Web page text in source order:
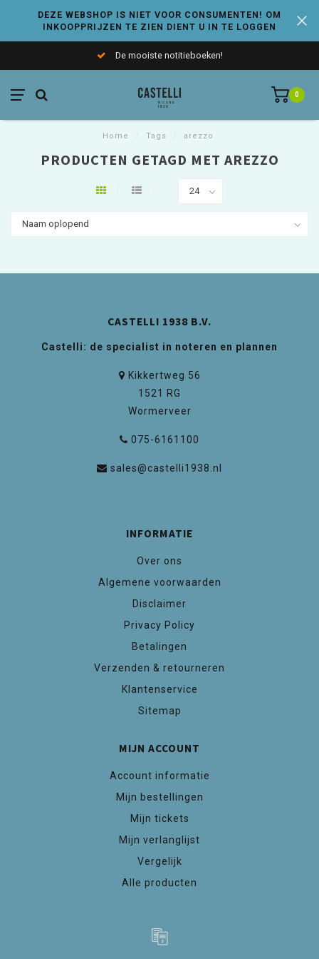
DEZE WEBSHOP IS NIET VOOR CONSUMENTEN! OM
INKOOPPRIJZEN TE ZIEN DIENT U IN TE LOGGEN
De mooiste notitieboeken!
0
Home Tags arezzo
PRODUCTEN GETAGD MET AREZZO
CASTELLI 1938 B.V.
Castelli: de specialist in noteren en plannen
Kikkertweg 56
1521 RG
Wormerveer
075-6161100
sales@castelli1938.nl
INFORMATIE
Over ons
Algemene voorwaarden
Disclaimer
Privacy Policy
Betalingen
Verzenden & retourneren
Klantenservice
Sitemap
MIJN ACCOUNT
Account informatie
Mijn bestellingen
Mijn tickets
Mijn verlanglijst
Vergelijk
Alle producten